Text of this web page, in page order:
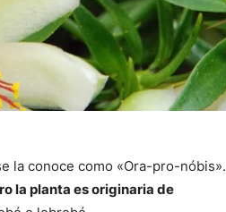
la conoce como «Ora-pro-nóbis».
la planta es originaria de